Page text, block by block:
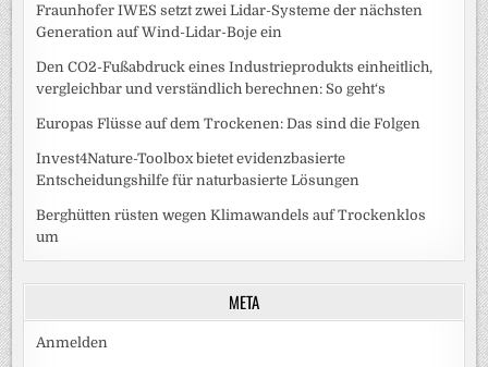
Fraunhofer IWES setzt zwei Lidar-Systeme der nächsten
Generation auf Wind-Lidar-Boje ein
Den CO2-Fußabdruck eines Industrieprodukts einheitlich,
vergleichbar und verständlich berechnen: So geht‘s
Europas Flüsse auf dem Trockenen: Das sind die Folgen
Invest4Nature-Toolbox bietet evidenzbasierte
Entscheidungshilfe für naturbasierte Lösungen
Berghütten rüsten wegen Klimawandels auf Trockenklos
um
META
Anmelden